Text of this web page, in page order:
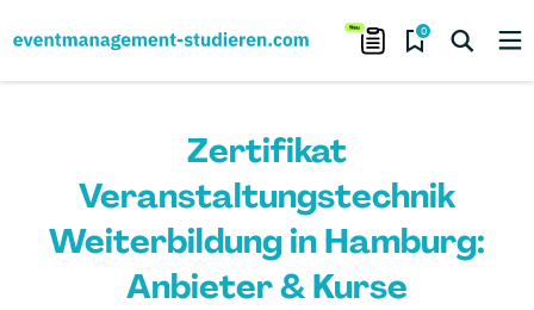
0
Zertifikat
Veranstaltungstechnik
Weiterbildung in Hamburg:
Anbieter & Kurse